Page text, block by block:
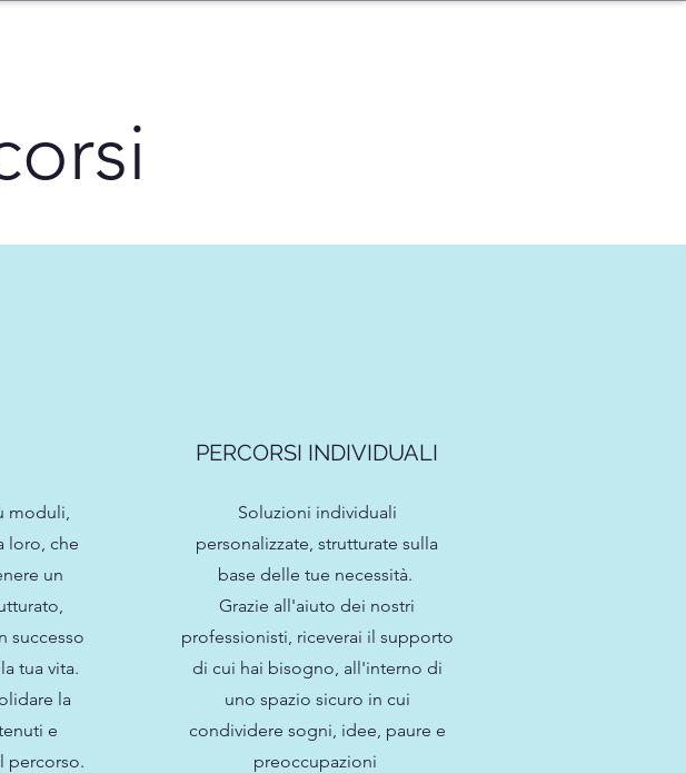
moduli,
loro, che
un
successo
tua vita.
la
e
percorso.
PERCORSI INDIVIDUALI
Soluzioni individuali
personalizzate, strutturate sulla
base delle tue necessità.
Grazie all'aiuto dei nostri
professionisti, riceverai il supporto
di cui hai bisogno, all'interno di
uno spazio sicuro in cui
condividere sogni, idee, paure e
preoccupazioni